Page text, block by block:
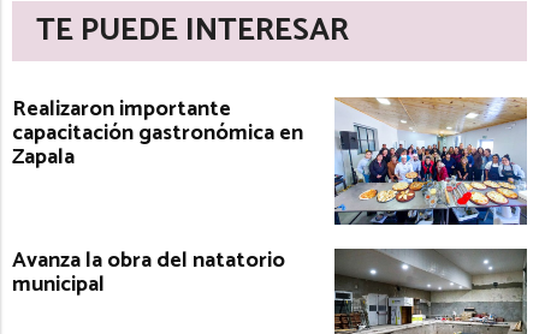
TE PUEDE INTERESAR
Realizaron importante
capacitación gastronómica en
Zapala
Avanza la obra del natatorio
municipal